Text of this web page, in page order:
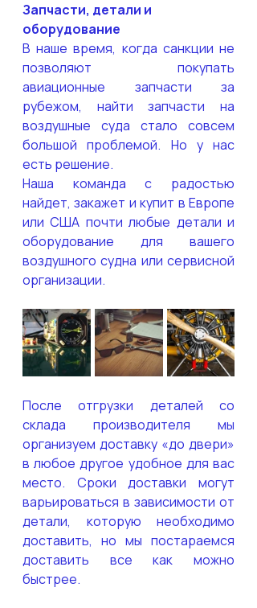
Запчасти, детали и
оборудование
В наше время, когда санкции не
позволяют покупать
авиационные запчасти за
рубежом, найти запчасти на
воздушные суда стало совсем
большой проблемой. Но у нас
есть решение.
Наша команда с радостью
найдет, закажет и купит в Европе
или США почти любые детали и
оборудование для вашего
воздушного судна или сервисной
организации.
После отгрузки деталей со
склада производителя мы
организуем доставку «до двери»
в любое другое удобное для вас
место. Сроки доставки могут
варьироваться в зависимости от
детали, которую необходимо
доставить, но мы постараемся
доставить все как можно
быстрее.